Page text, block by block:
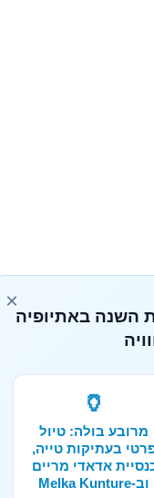
×
השנה באתיופיה
🏺
מרובע בולה: טיול
בעתיקות טייה,
אדאדי מריים
וב-Melka Kunture